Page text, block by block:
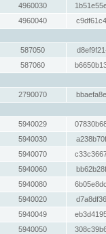
4960030
4960040
587050
587060
2790070
5940029
5940030
5940070
5940060
5940080
5940020
5940049
5940050